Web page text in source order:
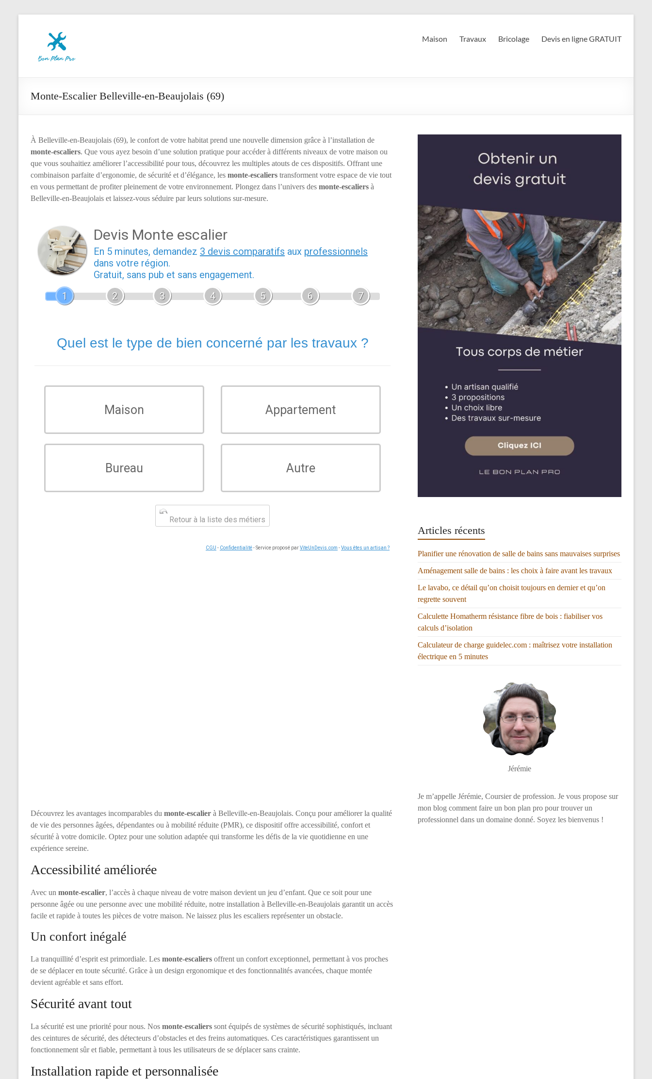
Bon
Plan
Maison Travaux Bricolage Devis en ligne GRATUIT
Monte-Escalier Belleville-en-Beaujolais (69)
À Belleville-en-Beaujolais (69), le confort de votre habitat prend une nouvelle dimension grâce à l’installation de
monte-escaliers. Que vous ayez besoin d’une solution pratique pour accéder à différents niveaux de votre maison ou
que vous souhaitiez améliorer l’accessibilité pour tous, découvrez les multiples atouts de ces dispositifs. Offrant une
combinaison parfaite d’ergonomie, de sécurité et d’élégance, les monte-escaliers transforment votre espace de vie tout
en vous permettant de profiter pleinement de votre environnement. Plongez dans l’univers des monte-escaliers à
Belleville-en-Beaujolais et laissez-vous séduire par leurs solutions sur-mesure.
Devis Monte escalier
En 5 minutes, demandez 3 devis comparatifs aux professionnels
dans votre région.
Gratuit, sans pub et sans engagement.
1
2 3 4 5 6 7
Quel est le type de bien concerné par les travaux ?
Maison Appartement
Bureau Autre
Retour à la liste des métiers
CGU - Confidentialité- Service proposé parViteUnDevis.com -Vous êtes un artisan ?
Découvrez les avantages incomparables du monte-escalier à Belleville-en-Beaujolais. Conçu pour améliorer la qualité
de vie des personnes âgées, dépendantes ou à mobilité réduite (PMR), ce dispositif offre accessibilité, confort et
sécurité à votre domicile. Optez pour une solution adaptée qui transforme les défis de la vie quotidienne en une
expérience sereine.
Accessibilité améliorée
Avec un monte-escalier, l’accès à chaque niveau de votre maison devient un jeu d’enfant. Que ce soit pour une
personne âgée ou une personne avec une mobilité réduite, notre installation à Belleville-en-Beaujolais garantit un accès
facile et rapide à toutes les pièces de votre maison. Ne laissez plus les escaliers représenter un obstacle.
Un confort inégalé
La tranquillité d’esprit est primordiale. Les monte-escaliers offrent un confort exceptionnel, permettant à vos proches
de se déplacer en toute sécurité. Grâce à un design ergonomique et des fonctionnalités avancées, chaque montée
devient agréable et sans effort.
Sécurité avant tout
La sécurité est une priorité pour nous. Nos monte-escaliers sont équipés de systèmes de sécurité sophistiqués, incluant
des ceintures de sécurité, des détecteurs d’obstacles et des freins automatiques. Ces caractéristiques garantissent un
fonctionnement sûr et fiable, permettant à tous les utilisateurs de se déplacer sans crainte.
Installation rapide et personnalisée
Articles récents
Planifier une rénovation de salle de bains sans mauvaises surprises
Aménagement salle de bains : les choix à faire avant les travaux
Le lavabo, ce détail qu’on choisit toujours en dernier et qu’on
regrette souvent
Calculette Homatherm résistance fibre de bois : fiabiliser vos
calculs d’isolation
Calculateur de charge guidelec.com : maîtrisez votre installation
électrique en 5 minutes
Jérémie
Je m’appelle Jérémie, Coursier de profession. Je vous propose sur
mon blog comment faire un bon plan pro pour trouver un
professionnel dans un domaine donné. Soyez les bienvenus !